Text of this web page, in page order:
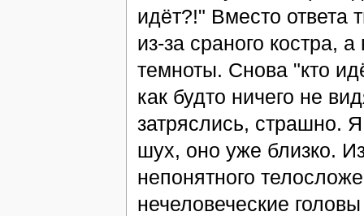
идёт?!" Вместо ответа
из-за сраного костра,
темноты. Снова "кто
как будто ничего не
затряслись, страшно.
шух, оно уже близко.
непонятного
нечеловеческие